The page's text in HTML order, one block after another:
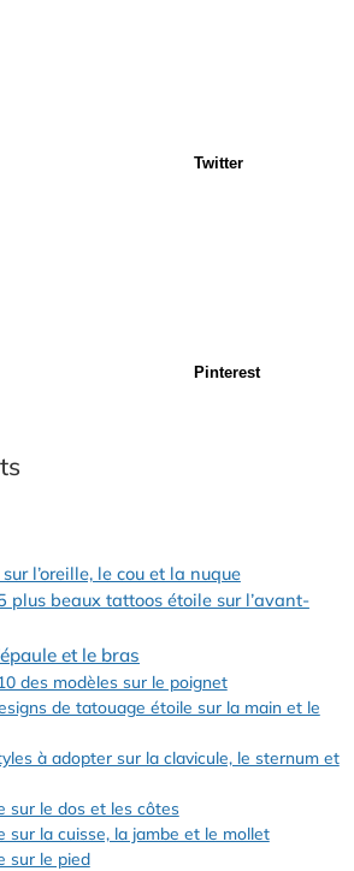
Twitter
Pinterest
l’oreille, le cou et la nuque
plus beaux tattoos étoile sur l’avant-
et le bras
des modèles sur le poignet
de tatouage étoile sur la main et le
à adopter sur la clavicule, le sternum et
sur le dos et les côtes
sur la cuisse, la jambe et le mollet
sur le pied